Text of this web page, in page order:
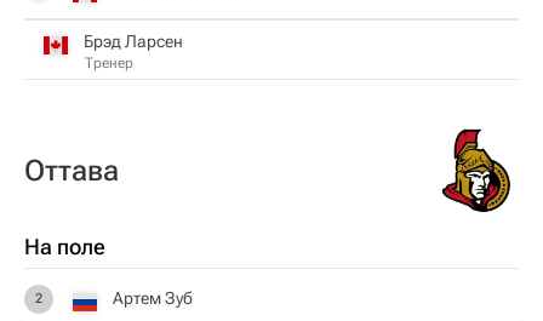
Брэд Ларсен
Тренер
Оттава
На поле
2 Артем Зуб